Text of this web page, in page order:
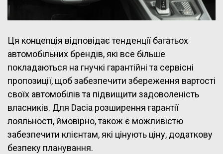
Ця концепція відповідає тенденції багатьох
автомобільних брендів, які все більше
покладаються на гнучкі гарантійні та сервісні
пропозиції, щоб забезпечити збереження вартості
своїх автомобілів та підвищити задоволеність
власників. Для Dacia розширення гарантії
лояльності, ймовірно, також є можливістю
забезпечити клієнтам, які цінують ціну, додаткову
безпеку планування.